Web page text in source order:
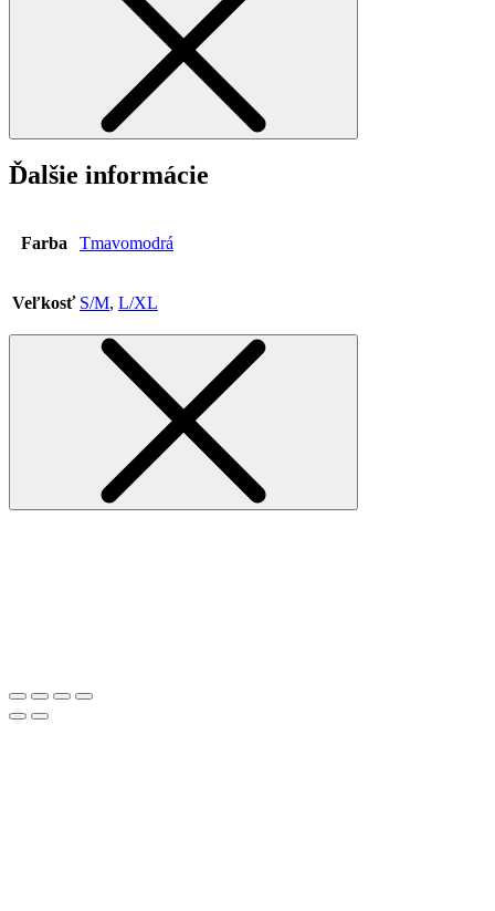
Ďalšie informácie
Farba Tmavomodrá
Veľkosť S/M, L/XL